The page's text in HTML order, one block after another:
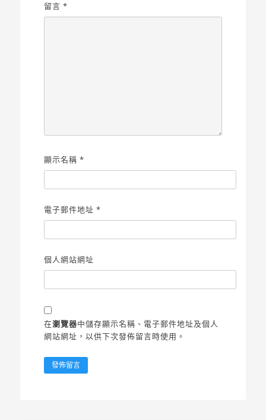
留言*
顯示名稱*
電子郵件地址*
個人網站網址
在瀏覽器中儲存顯示名稱、電子郵件地址及個人
網站網址，以供下次發佈留言時使用。